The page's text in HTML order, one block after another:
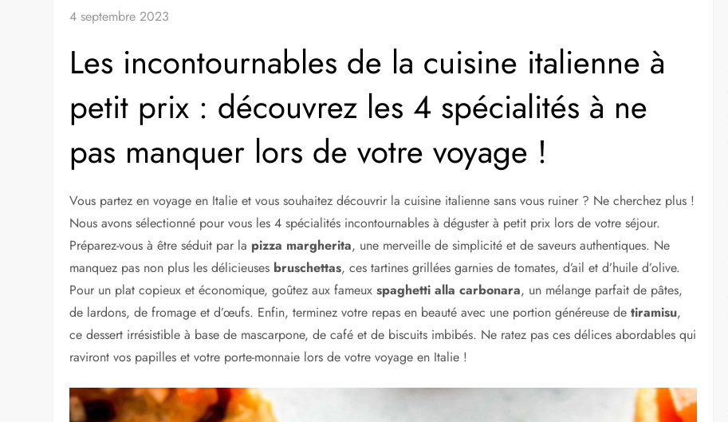
4 septembre 2023
Les incontournables de la cuisine italienne à
petit prix : découvrez les 4 spécialités à ne
pas manquer lors de votre voyage !
Vous partez en voyage en Italie et vous souhaitez découvrir la cuisine italienne sans vous ruiner ? Ne cherchez plus !
Nous avons sélectionné pour vous les 4 spécialités incontournables à déguster à petit prix lors de votre séjour.
Préparez-vous à être séduit par la pizza margherita, une merveille de simplicité et de saveurs authentiques. Ne
manquez pas non plus les délicieuses bruschettas, ces tartines grillées garnies de tomates, d’ail et d’huile d’olive.
Pour un plat copieux et économique, goûtez aux fameuxspaghetti alla carbonara, un mélange parfait de pâtes,
de lardons, de fromage et d’œufs. Enfin, terminez votre repas en beauté avec une portion généreuse detiramisu,
ce dessert irrésistible à base de mascarpone, de café et de biscuits imbibés. Ne ratez pas ces délices abordables qui
raviront vos papilles et votre porte-monnaie lors de votre voyage en Italie !